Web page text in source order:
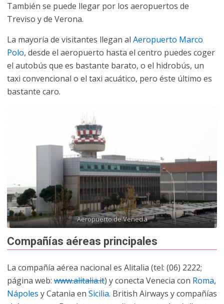
También se puede llegar por los aeropuertos de
Treviso y de Verona.
La mayoría de visitantes llegan al Aeropuerto Marco
Polo, desde el aeropuerto hasta el centro puedes coger
el autobús que es bastante barato, o el hidrobús, un
taxi convencional o el taxi acuático, pero éste último es
bastante caro.
Aeropuerto de Venecia
Compañías aéreas principales
La compañía aérea nacional es Alitalia (tel: (06) 2222;
página web: www.alitalia.it) y conecta Venecia con Roma,
Nápoles y Catania en Sicilia. British Airways y compañías